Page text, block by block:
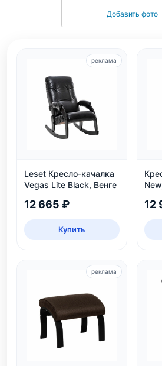
Добавить фото
Leset Кресло-качалка
Vegas Lite Black, Венге
12 665 ₽
Купить
реклама
12
реклама